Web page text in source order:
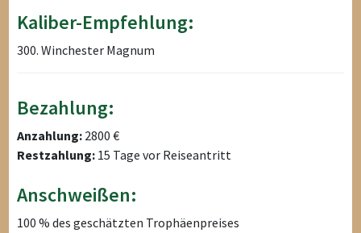
Kaliber-Empfehlung:
300. Winchester Magnum
Bezahlung:
Anzahlung: 2800 €
Restzahlung: 15 Tage vor Reiseantritt
Anschweißen:
100 % des geschätzten Trophäenpreises